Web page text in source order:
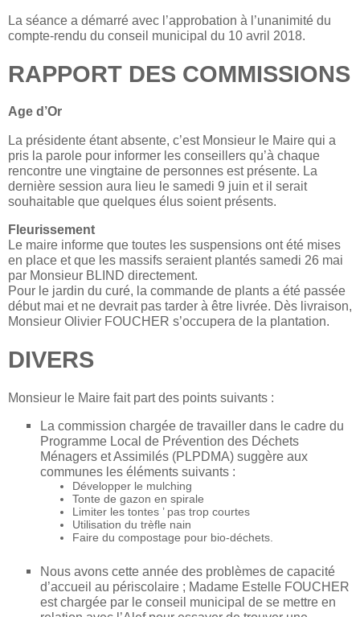
La séance a démarré avec l’approbation à l’unanimité du
compte-rendu du conseil municipal du 10 avril 2018.
RAPPORT DES COMMISSIONS
Age d’Or
La présidente étant absente, c’est Monsieur le Maire qui a
pris la parole pour informer les conseillers qu’à chaque
rencontre une vingtaine de personnes est présente. La
dernière session aura lieu le samedi 9 juin et il serait
souhaitable que quelques élus soient présents.
Fleurissement
Le maire informe que toutes les suspensions ont été mises
en place et que les massifs seraient plantés samedi 26 mai
par Monsieur BLIND directement.
Pour le jardin du curé, la commande de plants a été passée
début mai et ne devrait pas tarder à être livrée. Dès livraison,
Monsieur Olivier FOUCHER s’occupera de la plantation.
DIVERS
Monsieur le Maire fait part des points suivants :
La commission chargée de travailler dans le cadre du
Programme Local de Prévention des Déchets
Ménagers et Assimilés (PLPDMA) suggère aux
communes les éléments suivants :
Développer le mulching
Tonte de gazon en spirale
Limiter les tontes ’ pas trop courtes
Utilisation du trèfle nain
Faire du compostage pour bio-déchets.
Nous avons cette année des problèmes de capacité
d’accueil au périscolaire ; Madame Estelle FOUCHER
est chargée par le conseil municipal de se mettre en